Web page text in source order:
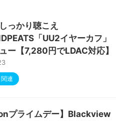
IPS画面 日本語説明書
っかり聴こえ
「UU2イヤーカフ」
ー【7,280円でLDAC対応】
連
プライムデー】Blackview